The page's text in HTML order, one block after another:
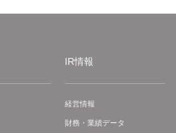
IR情報
経営情報
財務・業績データ